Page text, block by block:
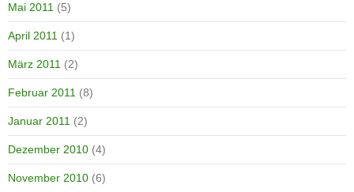
Mai 2011 (5)
April 2011 (1)
März 2011 (2)
Februar 2011 (8)
Januar 2011 (2)
Dezember 2010 (4)
November 2010 (6)